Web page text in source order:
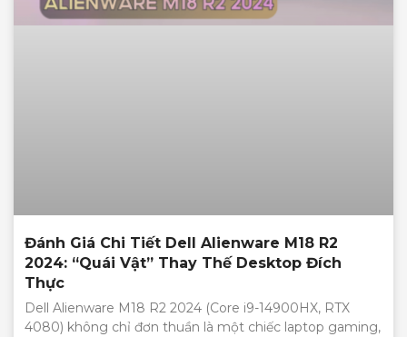
Đánh Giá Chi Tiết Dell Alienware M18 R2
2024: “Quái Vật” Thay Thế Desktop Đích
Thực
Dell Alienware M18 R2 2024 (Core i9-14900HX, RTX
4080) không chỉ đơn thuần là một chiếc laptop gaming,